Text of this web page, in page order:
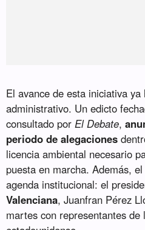
El avance de esta iniciativa
administrativo. Un edicto
consultado por El Debate,
periodo de alegaciones
licencia ambiental necesario
puesta en marcha. Además,
agenda institucional: el
Valenciana, Juanfran Pérez
martes con representantes de